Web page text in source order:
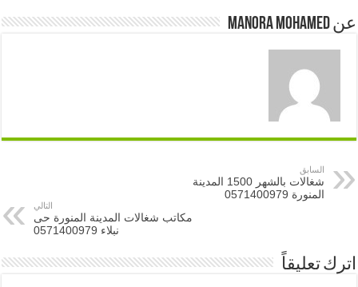
عن manora mohamed
السابق
شغالات بالشهر 1500 المدينة
المنورة 0571400979
التالي
مكاتب شغالات المدينة المنورة حى
نبلاء 0571400979
اترك تعليقاً